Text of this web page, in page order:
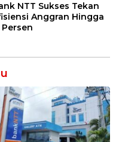
NTT Sukses Tekan
Anggran Hingga
Persen